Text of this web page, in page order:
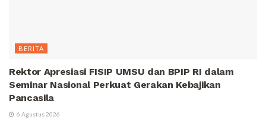
BERITA
Rektor Apresiasi FISIP UMSU dan BPIP RI dalam
Seminar Nasional Perkuat Gerakan Kebajikan
Pancasila
6 Agustus 2026